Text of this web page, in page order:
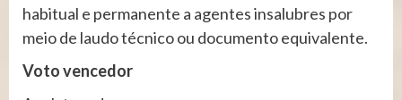
habitual e permanente a agentes insalubres por
meio de laudo técnico ou documento equivalente.
Voto vencedor